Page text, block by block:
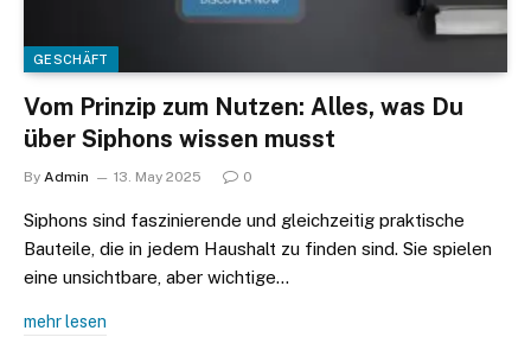
GESCHÄFT
Vom Prinzip zum Nutzen: Alles, was Du
über Siphons wissen musst
By Admin 13. May 2025 0
Siphons sind faszinierende und gleichzeitig praktische
Bauteile, die in jedem Haushalt zu finden sind. Sie spielen
eine unsichtbare, aber wichtige…
mehr lesen